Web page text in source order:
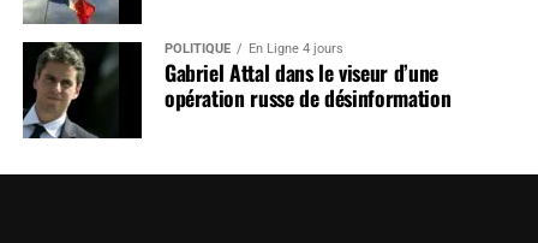
POLITIQUE En Ligne 4 jours
Gabriel Attal dans le viseur d’une
opération russe de désinformation